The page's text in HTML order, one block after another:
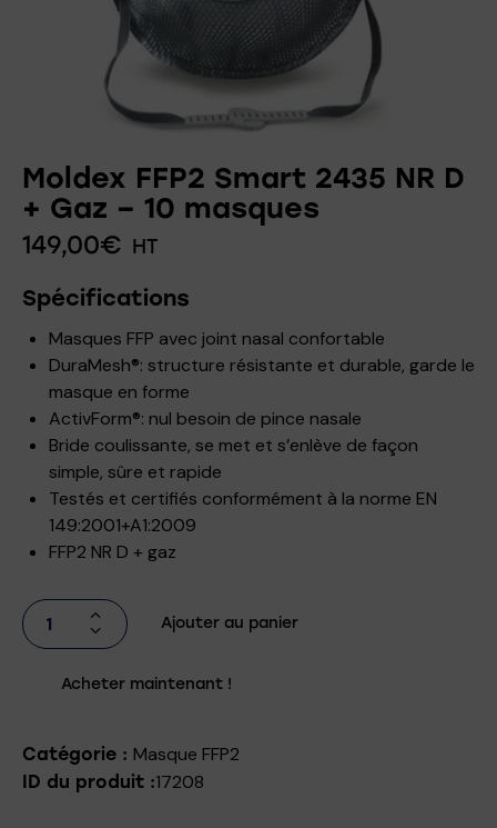
Moldex FFP2 Smart 2435 NR D
+ Gaz – 10 masques
149,00€ HT
Spécifications
Masques FFP avec joint nasal confortable
DuraMesh®: structure résistante et durable, garde le
masque en forme
ActivForm®: nul besoin de pince nasale
Bride coulissante, se met et s’enlève de façon
simple, sûre et rapide
Testés et certifiés conformément à la norme EN
149:2001+A1:2009
FFP2 NR D + gaz
Ajouter au panier
Acheter maintenant !
Catégorie : Masque FFP2
ID du produit :17208